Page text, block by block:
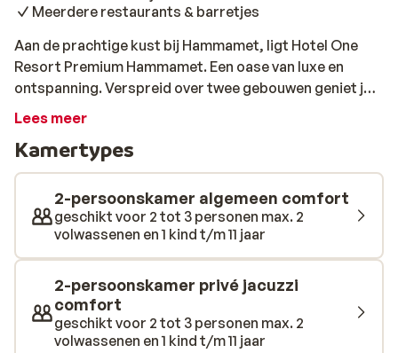
Meerdere restaurants & barretjes
Aan de prachtige kust bij Hammamet, ligt Hotel One
Resort Premium Hammamet. Een oase van luxe en
ontspanning. Verspreid over twee gebouwen geniet je
hier van moderne voorzieningen. Je kunt kiezen uit
natuurlijke kleuren en materialen die perfect passen bij
de omgeving. Kies een plekje in de zon of schaduw en
doe je ogen dicht op één van de moderne ligbedden om
lekker te relaxen. Het heerlijke zwembad zorgt voor
verkoeling of neem een duik in zee, je bent er zo. Voor
elke leeftijd is er wel iets te doen, daar zorgt het
animatieteam wel voor. Ook worden er voor kinderen in
de (kids)clubs verschillende activiteiten georganiseerd.
Zin om wat te eten of drinken? Je verblijft hier op basis
van all inclusive en je geniet van de meest uitgebreide
Lees meer
Kamertypes
2-persoonskamer algemeen comfort
geschikt voor 2 tot 3 personen max. 2
volwassenen en 1 kind t/m 11 jaar
2-persoonskamer privé jacuzzi
comfort
geschikt voor 2 tot 3 personen max. 2
volwassenen en 1 kind t/m 11 jaar